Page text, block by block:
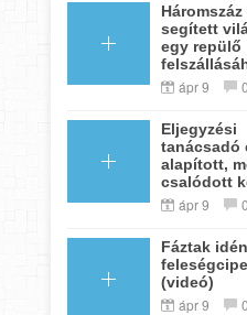
segített
egy repülő
ápr 9 0
Eljegyzési
tanácsadó
alapított,
csalódott
ápr 9 0
Fáztak
(videó)
ápr 9 0